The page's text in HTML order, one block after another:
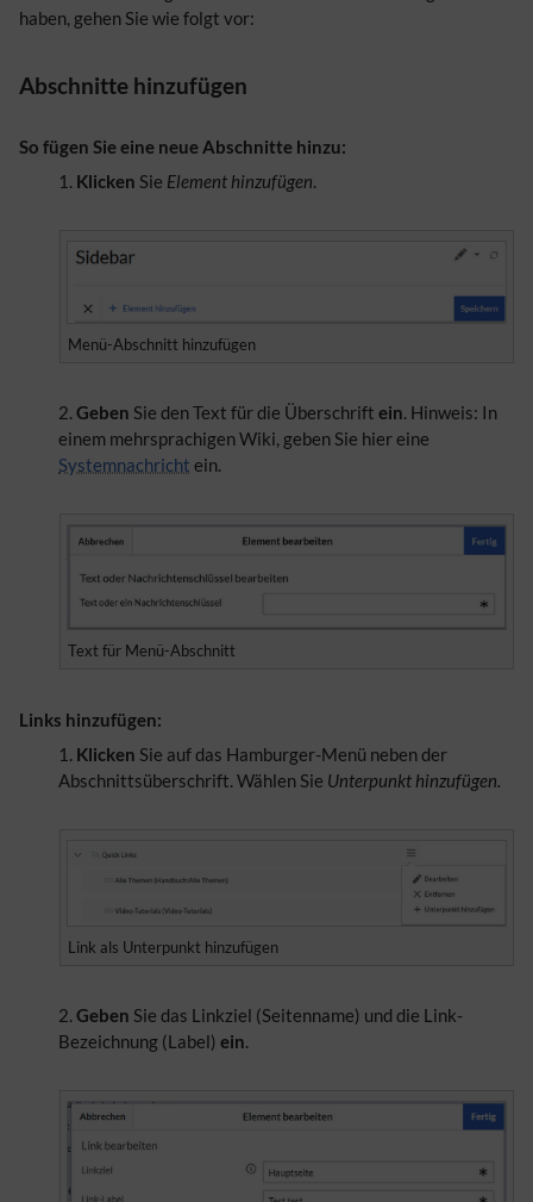
haben, gehen Sie wie folgt vor:
Abschnitte hinzufügen
So fügen Sie eine neue Abschnitte hinzu:
Klicken Sie Element hinzufügen.
Menü-Abschnitt hinzufügen
Geben Sie den Text für die Überschriftein. Hinweis: In
einem mehrsprachigen Wiki, geben Sie hier eine
Systemnachricht ein.
Text für Menü-Abschnitt
Links hinzufügen:
Klicken Sie auf das Hamburger-Menü neben der
Abschnittsüberschrift. Wählen Sie Unterpunkt hinzufügen.
Link als Unterpunkt hinzufügen
Geben Sie das Linkziel (Seitenname) und die Link-
Bezeichnung (Label)ein.